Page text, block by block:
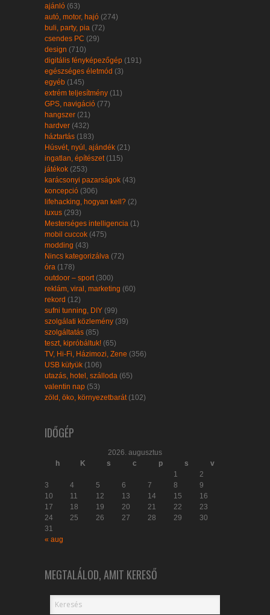
ajánló (63)
autó, motor, hajó (274)
buli, party, pia (72)
csendes PC (29)
design (710)
digitális fényképezőgép (191)
egészséges életmód (3)
egyéb (145)
extrém teljesítmény (11)
GPS, navigáció (77)
hangszer (21)
hardver (432)
háztartás (183)
Húsvét, nyúl, ajándék (21)
ingatlan, építészet(115)
játékok (253)
karácsonyi pazarságok (43)
koncepció (306)
lifehacking, hogyan kell? (2)
luxus (293)
Mesterséges intelligencia (1)
mobil cuccok (475)
modding (43)
Nincs kategorizálva (72)
óra (178)
outdoor – sport(300)
reklám, viral, marketing (60)
rekord (12)
sufni tunning, DIY (99)
szolgálati közlemény (39)
szolgáltatás (85)
teszt, kipróbáltuk! (65)
TV, Hi-Fi, Házimozi, Zene (356)
USB kütyük (106)
utazás, hotel, szálloda (65)
valentin nap (53)
zöld, öko, környezetbarát(102)
IDŐGÉP
2026. augusztus
h
K s c p s
v
1
2
3
4 5 6 7 8
9
10
11 12 13 14 15
16
17
18 19 20 21 22
23
24
25 26 27 28 29
30
31
« aug
MEGTALÁLOD, AMIT KERESŐ